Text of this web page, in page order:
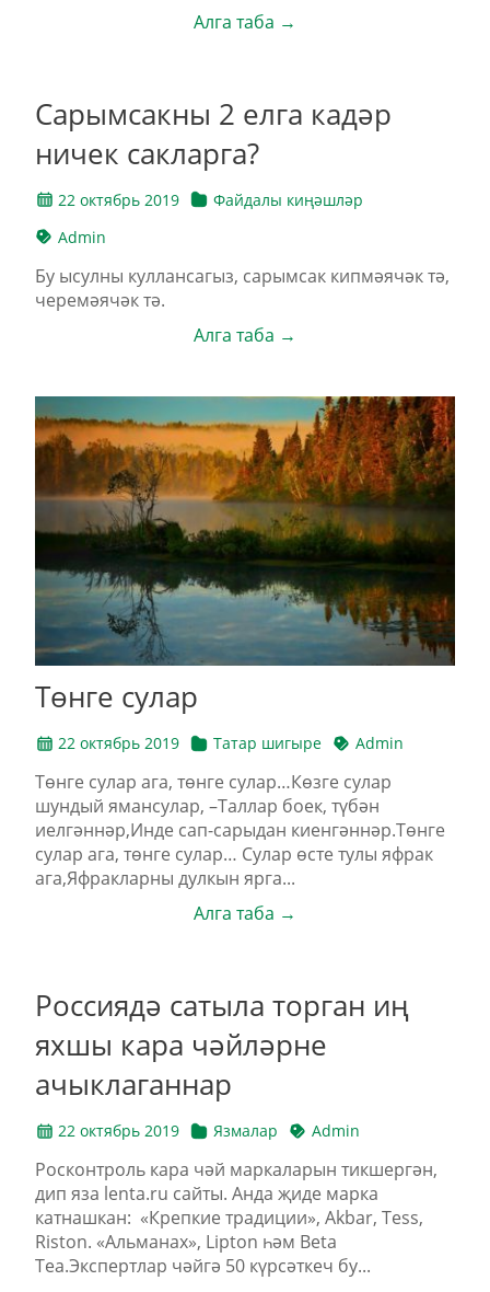
Алга таба →
Сарымсакны 2 елга кадәр
ничек сакларга?
22 октябрь 2019
Файдалы киңәшләр
Admin
Бу ысулны куллансагыз, сарымсак кипмәячәк тә,
черемәячәк тә.
Алга таба →
Төнге сулар
22 октябрь 2019 Татар шигыре Admin
Төнге сулар ага, төнге сулар…Көзге сулар
шундый ямансулар, –Таллар боек, түбән
иелгәннәр,Инде сап-сарыдан киенгәннәр.Төнге
сулар ага, төнге сулар… Сулар өсте тулы яфрак
ага,Яфракларны дулкын ярга...
Алга таба →
Россиядә сатыла торган иң
яхшы кара чәйләрне
ачыклаганнар
22 октябрь 2019 Язмалар Admin
Росконтроль кара чәй маркаларын тикшергән,
дип яза lenta.ru сайты. Анда җиде марка
катнашкан: «Крепкие традиции», Akbar, Tess,
Riston. «Альманах», Lipton һәм Beta
Tea.Экспертлар чәйгә 50 күрсәткеч бу...